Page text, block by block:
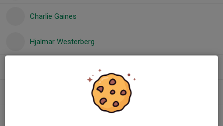
Charlie Gaines
Hjalmar Westerberg